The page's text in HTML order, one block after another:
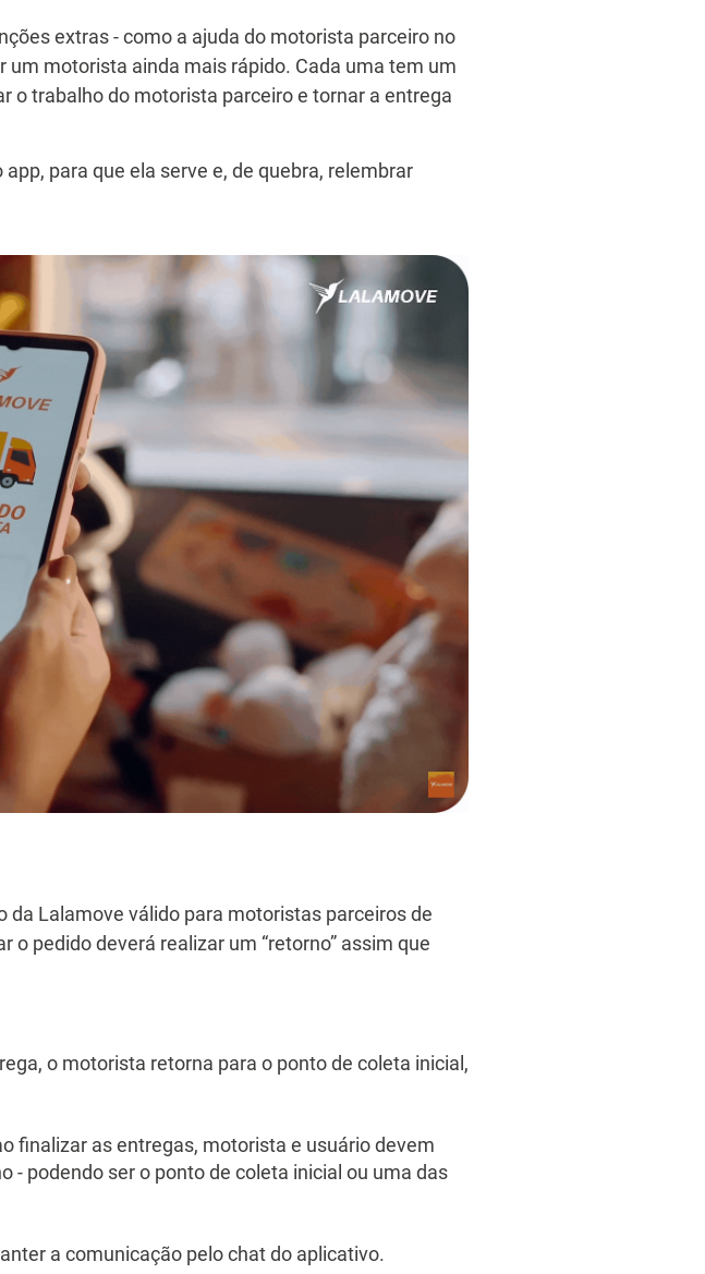
extras - como a ajuda do motorista parceiro no
motorista ainda mais rápido. Cada uma tem um
o trabalho do motorista parceiro e tornar a entrega
para que ela serve e, de quebra, relembrar
da Lalamove válido para motoristas parceiros de
pedido deverá realizar um “retorno” assim que
o motorista retorna para o ponto de coleta inicial,
finalizar as entregas, motorista e usuário devem
- podendo ser o ponto de coleta inicial ou uma das
a comunicação pelo chat do aplicativo.